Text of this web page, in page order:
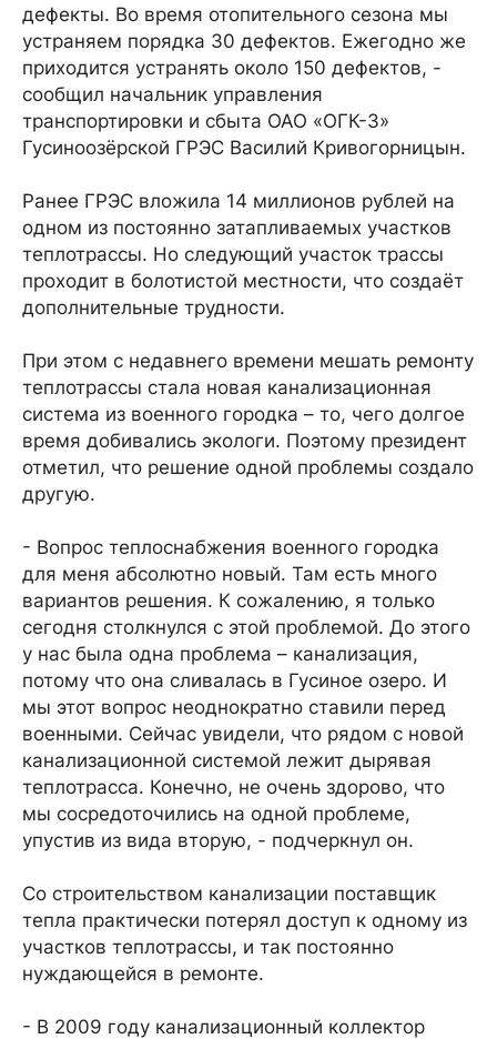
дефекты. Во время отопительного сезона мы
устраняем порядка 30 дефектов. Ежегодно же
приходится устранять около 150 дефектов, -
сообщил начальник управления
транспортировки и сбыта ОАО «ОГК-3»
Гусиноозёрской ГРЭС Василий Кривогорницын.
Ранее ГРЭС вложила 14 миллионов рублей на
одном из постоянно затапливаемых участков
теплотрассы. Но следующий участок трассы
проходит в болотистой местности, что создаёт
дополнительные трудности.
При этом с недавнего времени мешать ремонту
теплотрассы стала новая канализационная
система из военного городка – то, чего долгое
время добивались экологи. Поэтому президент
отметил, что решение одной проблемы создало
другую.
- Вопрос теплоснабжения военного городка
для меня абсолютно новый. Там есть много
вариантов решения. К сожалению, я только
сегодня столкнулся с этой проблемой. До этого
у нас была одна проблема – канализация,
потому что она сливалась в Гусиное озеро. И
мы этот вопрос неоднократно ставили перед
военными. Сейчас увидели, что рядом с новой
канализационной системой лежит дырявая
теплотрасса. Конечно, не очень здорово, что
мы сосредоточились на одной проблеме,
упустив из вида вторую, - подчеркнул он.
Со строительством канализации поставщик
тепла практически потерял доступ к одному из
участков теплотрассы, и так постоянно
нуждающейся в ремонте.
- В 2009 году канализационный коллектор